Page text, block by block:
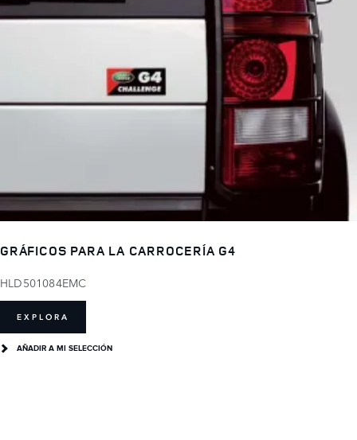
GRÁFICOS PARA LA CARROCERÍA G4
HLD501084EMC
EXPLORA
AÑADIR A MI SELECCIÓN